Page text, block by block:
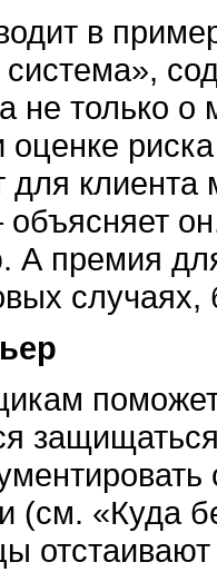
в
не только
оценке
клиента
премия
(см. «Куда